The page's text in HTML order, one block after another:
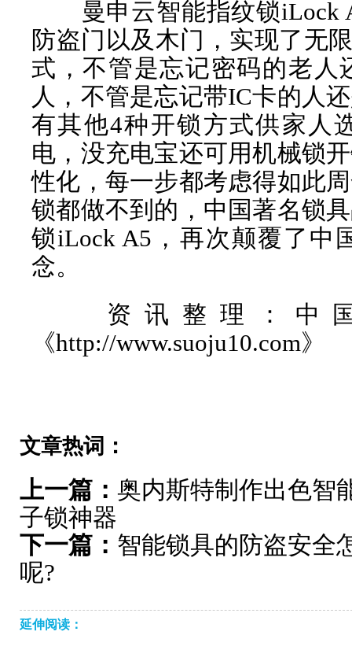
曼申云智能指纹锁iLock
防盗门以及木门，实现了无
式，不管是忘记密码的老人
人，不管是忘记带IC卡的人
有其他4种开锁方式供家人
电，没充电宝还可用机械锁
性化，每一步都考虑得如此
锁都做不到的，中国著名锁
锁iLock A5，再次颠覆了中
念。
资讯整理： 中
《http://www.suoju10.com》
文章热词：
上一篇： 奥内斯特制作出色智
子锁神器
下一篇： 智能锁具的防盗安全
呢?
延伸阅读：